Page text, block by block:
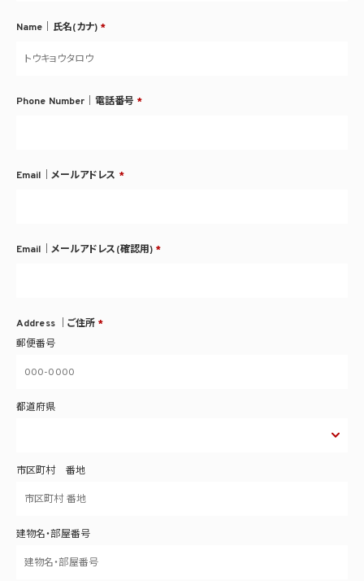
Name｜氏名(カナ) *
Phone Number｜電話番号 *
Email｜メールアドレス *
Email｜メールアドレス(確認用) *
Address ｜ご住所 *
郵便番号
都道府県
市区町村 番地
建物名・部屋番号